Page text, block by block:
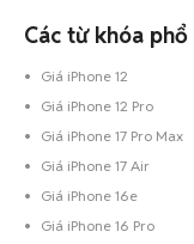
Các từ khóa
Giá iPhone 12
Giá iPhone 12 Pro
Giá iPhone 17 Pro Max
Giá iPhone 17 Air
Giá iPhone 16e
Giá iPhone 16 Pro